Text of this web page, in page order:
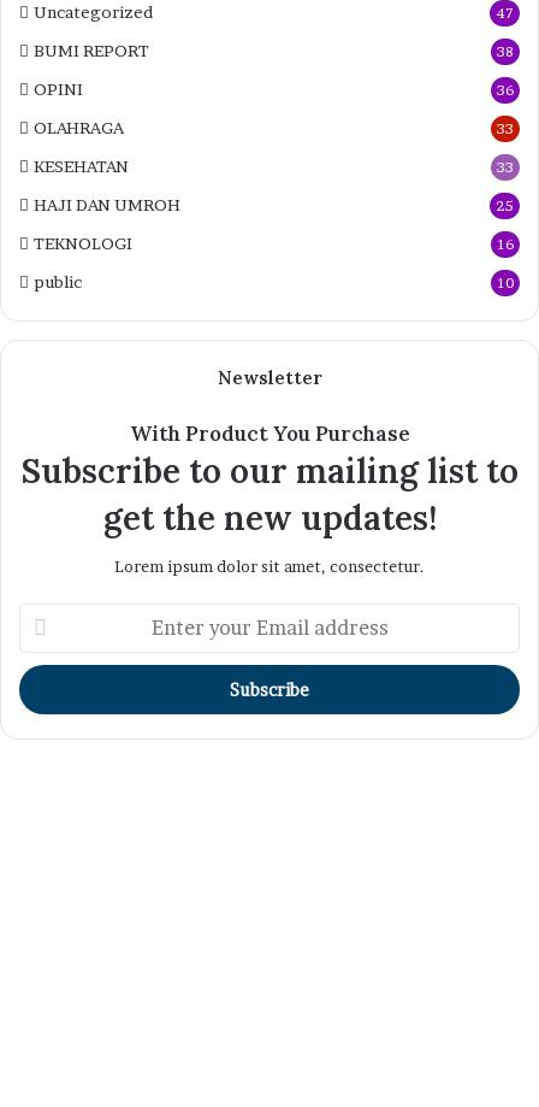
Uncategorized 47
BUMI REPORT 38
OPINI 36
OLAHRAGA 33
KESEHATAN 33
HAJI DAN UMROH 25
TEKNOLOGI 16
public 10
Newsletter
With Product You Purchase
Subscribe to our mailing list to
get the new updates!
Lorem ipsum dolor sit amet, consectetur.
your
Email
address